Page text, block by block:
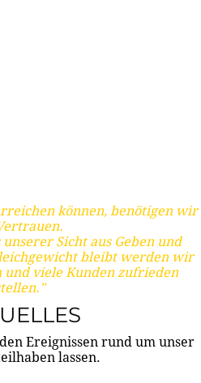
können, benötigen wir
Sicht aus Geben und
bleibt werden wir
und viele Kunden zufrieden
Ereignissen rund um unser
lassen.